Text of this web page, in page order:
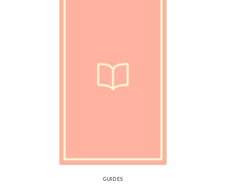
GUIDES